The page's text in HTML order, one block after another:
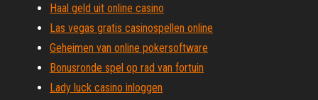
Haal geld uit online casino
Las vegas gratis casinospellen online
Geheimen van online pokersoftware
Bonusronde spel op rad van fortuin
Lady luck casino inloggen